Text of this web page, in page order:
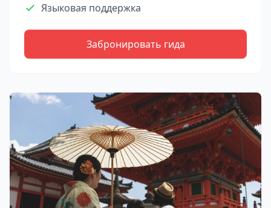
Языковая поддержка
Забронировать гида